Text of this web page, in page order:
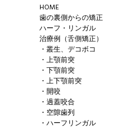
Footer
HOME
歯の裏側からの矯正
ハーフ・リンガル
治療例（舌側矯正）
・叢生、デコボコ
・上顎前突
・下顎前突
・上下顎前突
・開咬
・過蓋咬合
・空隙歯列
・ハーフリンガル